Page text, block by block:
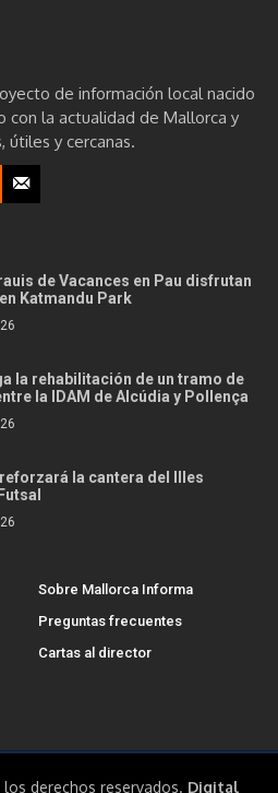
de información local nacido
con la actualidad de Mallorca y
útiles y cercanas.
de Vacances en Pau disfrutan
Katmandu Park
la rehabilitación de un tramo de
la IDAM de Alcúdia y Pollença
la cantera del Illes
Sobre Mallorca Informa
Preguntas frecuentes
Cartas al director
derechos reservados. Digital